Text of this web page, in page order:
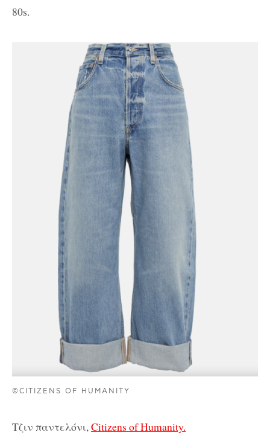
80s.
©CITIZENS OF HUMANITY
Τζιν παντελόνι,Citizens of Humanity.